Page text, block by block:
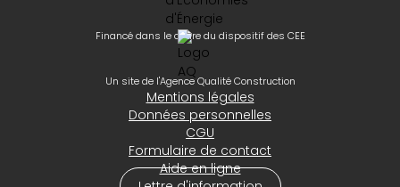
Financé dans le cadre du dispositif des CEE
Un site de l'Agence Qualité Construction
Mentions légales
Données personnelles
CGU
Formulaire de contact
Aide en ligne